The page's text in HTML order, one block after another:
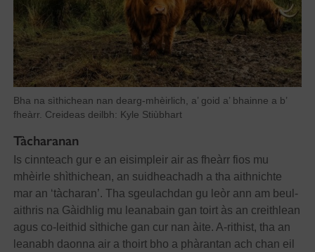
Bha na sìthichean nan dearg-mhèirlich, a’ goid a’ bhainne a b’
fheàrr. Creideas deilbh: Kyle Stiùbhart
Tàcharanan
Is cinnteach gur e an eisimpleir air as fheàrr fios mu
mhèirle shìthichean, an suidheachadh a tha aithnichte
mar an ‘tàcharan’. Tha sgeulachdan gu leòr ann am beul-
aithris na Gàidhlig mu leanabain gan toirt às an creithlean
agus co-leithid sìthiche gan cur nan àite. A-rithist, tha an
leanabh daonna air a thoirt bho a phàrantan ach chan eil